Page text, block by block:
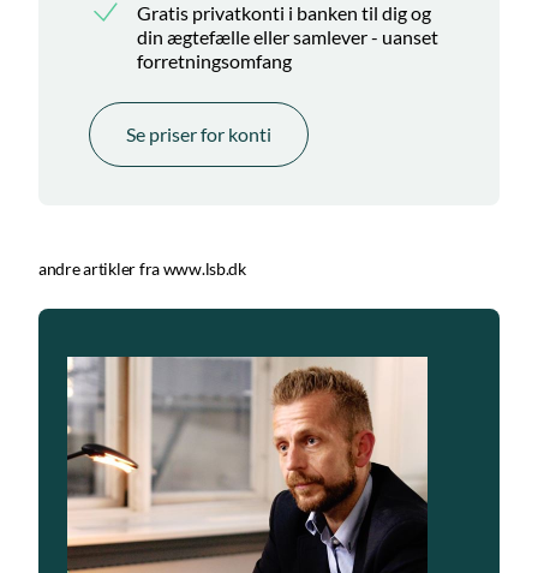
Gratis privatkonti i banken til dig og
din ægtefælle eller samlever - uanset
forretningsomfang
Se priser for konti
andre artikler fra www.lsb.dk